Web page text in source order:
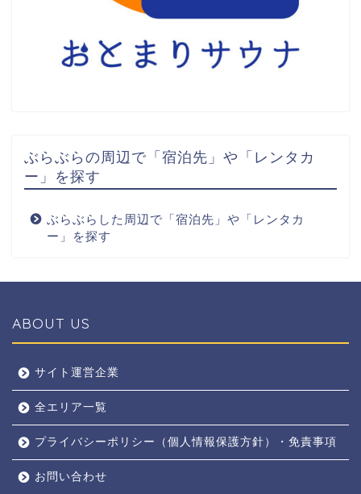
ぶらぶらの周辺で「宿泊先」や「レンタカ
ー」を探す
ぶらぶらした周辺で「宿泊先」や「レンタカ
ー」を探す
ABOUT US
サイト運営企業
全エリア一覧
プライバシーポリシー（個人情報保護方針）・免責事項
お問い合わせ
奈良